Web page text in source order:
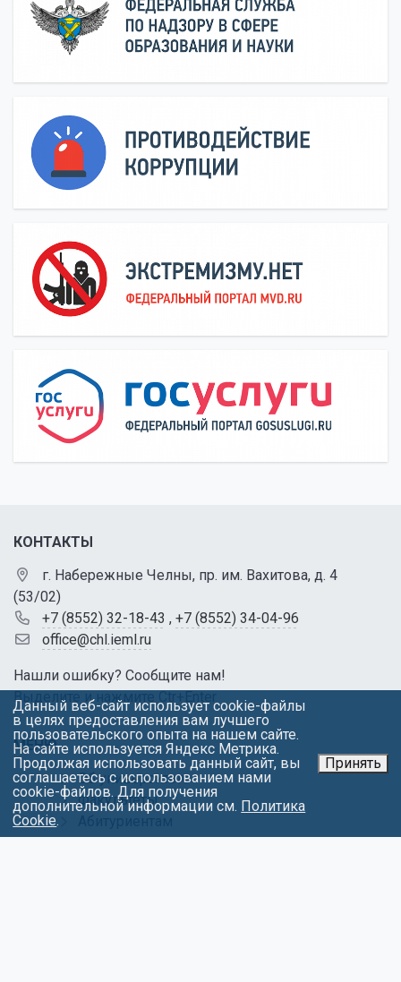
КОНТАКТЫ
г. Набережные Челны, пр. им. Вахитова, д. 4
(53/02)
+7 (8552) 32-18-43 , +7 (8552) 34-04-96
office@chl.ieml.ru
Нашли ошибку? Сообщите нам!
Выделите и нажмите Ctr+Enter
МЕНЮ
Об университете
Факультеты
Студентам
Данный веб-сайт использует cookie-файлы
в целях предоставления вам лучшего
пользовательского опыта на нашем сайте.
На сайте используется Яндекс Метрика.
Продолжая использовать данный сайт, вы
соглашаетесь с использованием нами
cookie-файлов. Для получения
дополнительной информации см. Политика
Cookie.
Принять